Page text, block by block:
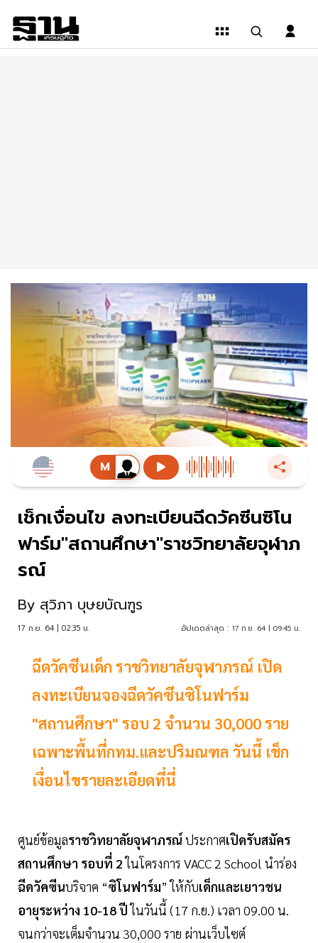
เช็กเงื่อนไข ลงทะเบียนฉีดวัคซีนซิโน
ฟาร์ม"สถานศึกษา"ราชวิทยาลัยจุฬาภ
รณ์
By สุวิภา บุษยบัณฑูร
17 ก.ย. 64 | 02:35 น. อัปเดตล่าสุด : 17 ก.ย. 64 | 09:45 น.
ฉีดวัคซีนเด็ก ราชวิทยาลัยจุฬาภรณ์ เปิด
ลงทะเบียนจองฉีดวัคซีนซิโนฟาร์ม
"สถานศึกษา" รอบ 2 จำนวน 30,000 ราย
เฉพาะพื้นที่กทม.และปริมณฑล วันนี้ เช็ก
เงื่อนไขรายละเอียดที่นี่
ศูนย์ข้อมูลราชวิทยาลัยจุฬาภรณ์ ประกาศเปิดรับสมัคร
สถานศึกษา รอบที่ 2ในโครงการ VACC 2 School นำร่อง
ฉีดวัคซีนบริจาค “ซิโนฟาร์ม” ให้กับเด็กและเยาวชน
อายุระหว่าง 10-18 ปีในวันนี้ (17 ก.ย.) เวลา 09.00 น.
จนกว่าจะเต็มจำนวน 30,000 ราย ผ่านเว็บไซต์